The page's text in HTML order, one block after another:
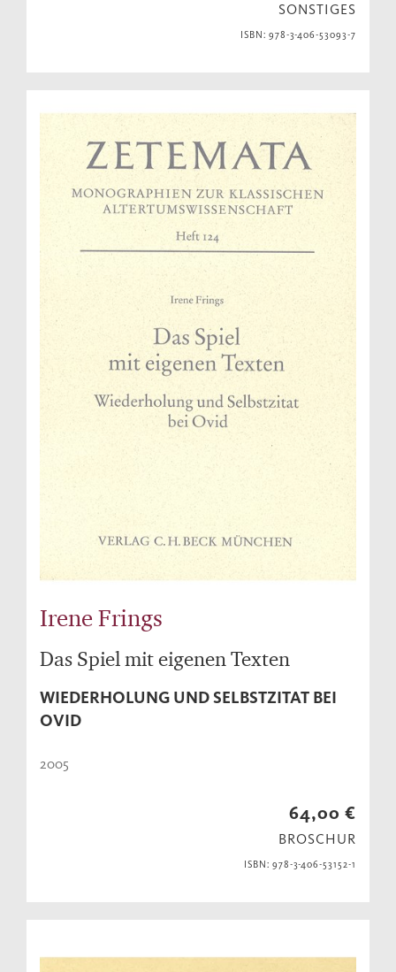
SONSTIGES
ISBN: 978-3-406-53093-7
Irene Frings
Das Spiel mit eigenen Texten
WIEDERHOLUNG UND SELBSTZITAT BEI
OVID
2005
64,00 €
BROSCHUR
ISBN: 978-3-406-53152-1